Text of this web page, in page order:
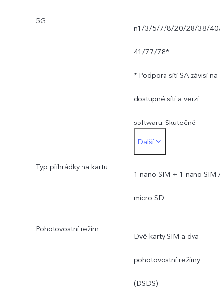
5G
n1/3/5/7/8/20/28/38/
41/77/78*
* Podpora sítí SA závisí na
dostupné síti a verzi
softwaru. Skutečné
frekvenční pásmo sítě
závisí na službách místního
poskytovatele připojení k
Další
Typ přihrádky na kartu
1 nano SIM + 1 nano SIM
micro SD
Pohotovostní režim
Dvě karty SIM a dva
pohotovostní režimy
(DSDS)